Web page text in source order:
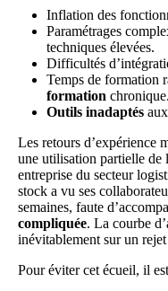
Inflation des
Paramétrages
techniques élevées.
Difficultés
Temps de formation
formation chronique.
Outils inadaptés
Les retours d’expérience
une utilisation partielle de
entreprise du secteur
stock a vu ses
semaines, faute
compliquée. La courbe
inévitablement sur un
Pour éviter cet écueil, il